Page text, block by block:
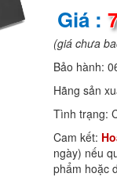
Giá :
(giá chưa
Bảo hành:
Hãng sản
Tình trạng:
Cam kết:
ngày) nếu
phẩm hoặc